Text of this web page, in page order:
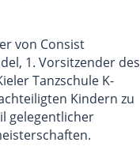
von Consist
1. Vorsitzender des
Tanzschule K-
Kindern zu
gelegentlicher